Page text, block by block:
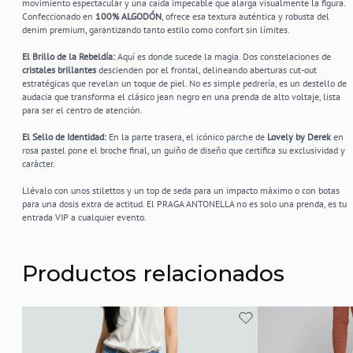
movimiento espectacular y una caída impecable que alarga visualmente la figura.
Confeccionado en 100% ALGODÓN , ofrece esa textura auténtica y robusta del
denim premium, garantizando tanto estilo como confort sin límites.
El Brillo de la Rebeldía: Aquí es donde sucede la magia. Dos constelaciones de
cristales brillantes descienden por el frontal, delineando aberturas cut-out
estratégicas que revelan un toque de piel. No es simple pedrería, es un destello de
audacia que transforma el clásico jean negro en una prenda de alto voltaje, lista
para ser el centro de atención.
El Sello de Identidad: En la parte trasera, el icónico parche de Lovely by Derek en
rosa pastel pone el broche final, un guiño de diseño que certifica su exclusividad y
carácter.
Llévalo con unos stilettos y un top de seda para un impacto máximo o con botas
para una dosis extra de actitud. El PRAGA ANTONELLA no es solo una prenda, es tu
entrada VIP a cualquier evento.
Productos relacionados